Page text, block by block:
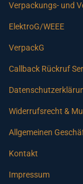
Verpackungs- und
ElektroG/WEEE
VerpackG
Callback Rückruf
Widerrufsrecht &
Allgemeinen
Kontakt
Impressum